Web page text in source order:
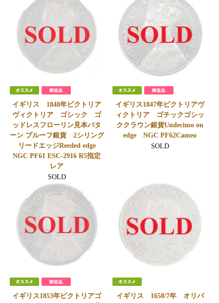
イギリス 1848年ビクトリア
ヴィクトリア ゴシック ゴ
ッドレスフローリン見本パタ
ーン プルーフ銀貨 2シリング
リードエッジReeded edge
NGC PF61 ESC-2916 R5指定
レア
SOLD
イギリス1847年ビクトリアヴ
ィクトリア ゴチックゴシッ
ククラウン銀貨Undecimo on
edge NGC PF62Cameo
SOLD
イギリス1853年ビクトリアゴ
イギリス 1658/7年 オリバ